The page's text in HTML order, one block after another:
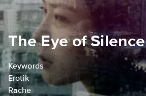
The Eye of Silence
Keywords
Erotik
Rache